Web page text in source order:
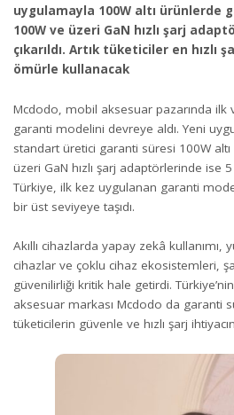
uygulamayla 100W altı ürünlerde
100W ve üzeri GaN hızlı şarj
çıkarıldı. Artık tüketiciler en hızlı
ömürle kullanacak
Mcdodo, mobil aksesuar pazarında ilk
garanti modelini devreye aldı. Yeni
standart üretici garanti süresi 100W
üzeri GaN hızlı şarj adaptörlerinde ise 5
Türkiye, ilk kez uygulanan garanti
bir üst seviyeye taşıdı.
Akıllı cihazlarda yapay zekâ
cihazlar ve çoklu cihaz ekosistemleri,
güvenilirliği kritik hale getirdi.
aksesuar markası Mcdodo da garanti
tüketicilerin güvenle ve hızlı şarj